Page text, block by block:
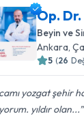
Op.
Beyin ve
Ankara,
5 (26
yozgat şehir
yıldır olan...